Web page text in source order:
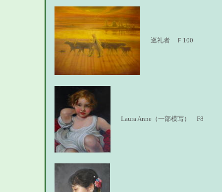
巡礼者 Ｆ100
Laura Anne（一部模写） F8